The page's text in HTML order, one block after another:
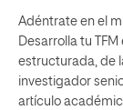
Adéntrate en el
Desarrolla tu
estructurada, de
investigador
artículo